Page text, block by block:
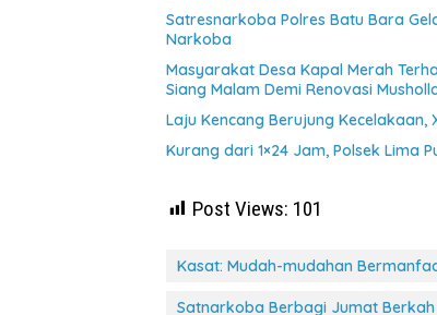
Satresnarkoba Polres Batu Bara
Narkoba
Masyarakat Desa Kapal Merah
Siang Malam Demi Renovasi
Laju Kencang Berujung
Kurang dari 1×24 Jam, Polsek Lima
Post Views: 101
Kasat: Mudah-mudahan
Satnarkoba Berbagi Jumat Berkah